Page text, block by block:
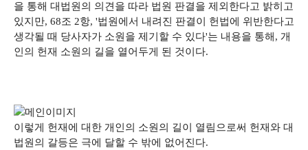
을 통해 대법원의 의견을 따라 법원 판결을 제외한다고 밝히고
있지만, 68조 2항, '법원에서 내려진 판결이 헌법에 위반한다고
생각될 때 당사자가 소원을 제기할 수 있다'는 내용을 통해, 개
인의 헌재 소원의 길을 열어두게 된 것이다.
이렇게 헌재에 대한 개인의 소원의 길이 열림으로써 헌재와 대
법원의 갈등은 극에 달할 수 밖에 없어진다.